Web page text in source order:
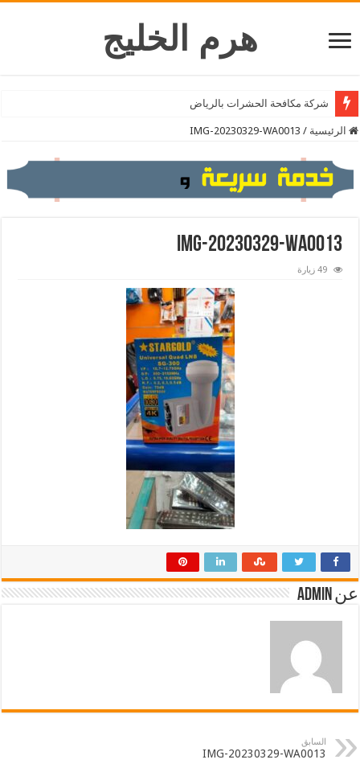
هرم الخليج
شركة مكافحة الحشرات بالرياض
شركة تنظيف المكيفات بالرياض
الرئيسية /
IMG-20230329-WA0013
IMG-20230329-WA0013
49 زيارة
عن admin
السابق
IMG-20230329-WA0013